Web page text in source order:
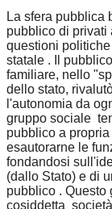
La sfera pubblica
pubblico di privati
questioni
statale . Il
familiare, nello
dello stato,
l'autonomia da
gruppo sociale
pubblico a
esautorarne le
fondandosi
(dallo Stato) e di
pubblico .
cosiddetta